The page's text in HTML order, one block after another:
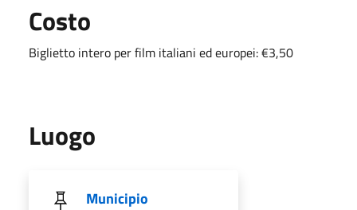
Costo
Biglietto intero per film italiani ed europei: €3,50
Luogo
Municipio